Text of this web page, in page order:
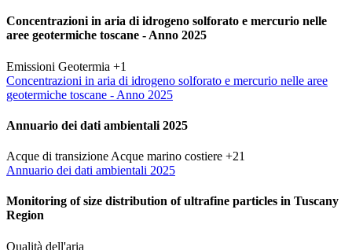
Concentrazioni in aria di idrogeno solforato e mercurio nelle
aree geotermiche toscane - Anno 2025
Emissioni Geotermia +1
Concentrazioni in aria di idrogeno solforato e mercurio nelle aree
geotermiche toscane - Anno 2025
Annuario dei dati ambientali 2025
Acque di transizione Acque marino costiere +21
Annuario dei dati ambientali 2025
Monitoring of size distribution of ultrafine particles in Tuscany
Region
Qualità dell'aria